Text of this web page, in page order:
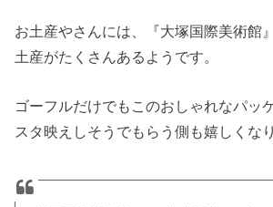
お土産やさんには、『大塚国際美術館
土産がたくさんあるようです。
ゴーフルだけでもこのおしゃれなパッ
スタ映えしそうでもらう側も嬉しくな